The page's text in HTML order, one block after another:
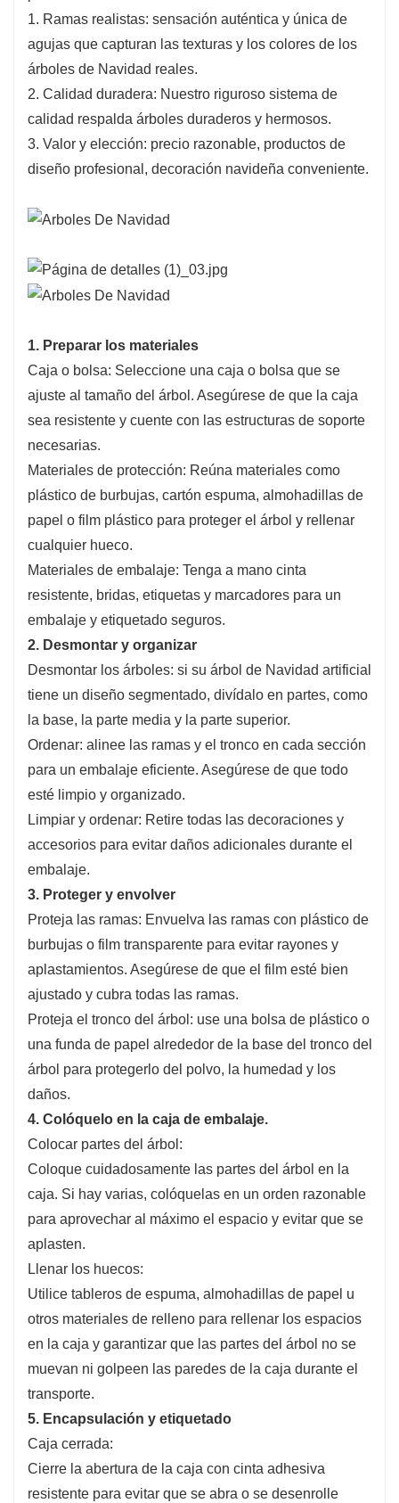
1. Ramas realistas: sensación auténtica y única de
agujas que capturan las texturas y los colores de los
árboles de Navidad reales.
2. Calidad duradera: Nuestro riguroso sistema de
calidad respalda árboles duraderos y hermosos.
3. Valor y elección: precio razonable, productos de
diseño profesional, decoración navideña conveniente.
1. Preparar los materiales
Caja o bolsa: Seleccione una caja o bolsa que se
ajuste al tamaño del árbol. Asegúrese de que la caja
sea resistente y cuente con las estructuras de soporte
necesarias.
Materiales de protección: Reúna materiales como
plástico de burbujas, cartón espuma, almohadillas de
papel o film plástico para proteger el árbol y rellenar
cualquier hueco.
Materiales de embalaje: Tenga a mano cinta
resistente, bridas, etiquetas y marcadores para un
embalaje y etiquetado seguros.
2. Desmontar y organizar
Desmontar los árboles: si su árbol de Navidad artificial
tiene un diseño segmentado, divídalo en partes, como
la base, la parte media y la parte superior.
Ordenar: alinee las ramas y el tronco en cada sección
para un embalaje eficiente. Asegúrese de que todo
esté limpio y organizado.
Limpiar y ordenar: Retire todas las decoraciones y
accesorios para evitar daños adicionales durante el
embalaje.
3. Proteger y envolver
Proteja las ramas: Envuelva las ramas con plástico de
burbujas o film transparente para evitar rayones y
aplastamientos. Asegúrese de que el film esté bien
ajustado y cubra todas las ramas.
Proteja el tronco del árbol: use una bolsa de plástico o
una funda de papel alrededor de la base del tronco del
árbol para protegerlo del polvo, la humedad y los
daños.
4. Colóquelo en la caja de embalaje.
Colocar partes del árbol:
Coloque cuidadosamente las partes del árbol en la
caja. Si hay varias, colóquelas en un orden razonable
para aprovechar al máximo el espacio y evitar que se
aplasten.
Llenar los huecos:
Utilice tableros de espuma, almohadillas de papel u
otros materiales de relleno para rellenar los espacios
en la caja y garantizar que las partes del árbol no se
muevan ni golpeen las paredes de la caja durante el
transporte.
5. Encapsulación y etiquetado
Caja cerrada:
Cierre la abertura de la caja con cinta adhesiva
resistente para evitar que se abra o se desenrolle